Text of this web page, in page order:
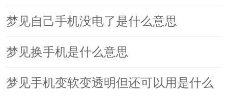
梦见自己手机没电了是什么意思
梦见换手机是什么意思
梦见手机变软变透明但还可以用是什么